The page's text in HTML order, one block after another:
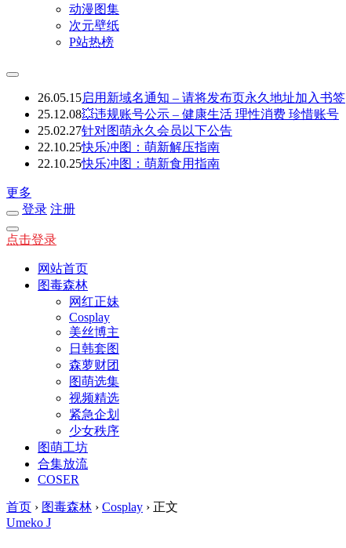
动漫图集
次元壁纸
P站热榜
26.05.15启用新域名通知 – 请将发布页永久地址加入书签
25.12.08💥违规账号公示 – 健康生活 理性消费 珍惜账号
25.02.27针对图萌永久会员以下公告
22.10.25快乐冲图：萌新解压指南
22.10.25快乐冲图：萌新食用指南
更多
登录 注册
点击登录
网站首页
图毒森林
网红正妹
Cosplay
美丝博主
日韩套图
森萝财团
图萌选集
视频精选
紧急企划
少女秩序
图萌工坊
合集放流
COSER
首页 › 图毒森林 › Cosplay › 正文
Umeko J